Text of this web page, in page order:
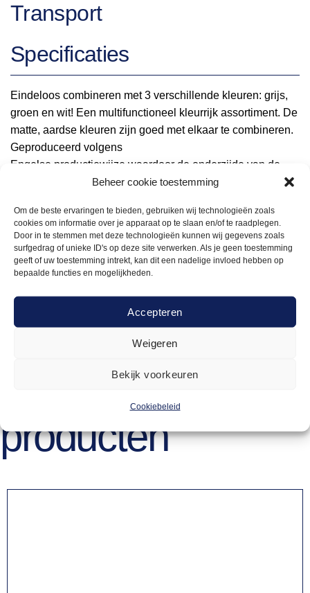
Beheer cookie toestemming
Om de beste ervaringen te bieden, gebruiken wij technologieën zoals
cookies om informatie over je apparaat op te slaan en/of te raadplegen.
Door in te stemmen met deze technologieën kunnen wij gegevens zoals
surfgedrag of unieke ID's op deze site verwerken. Als je geen toestemming
geeft of uw toestemming intrekt, kan dit een nadelige invloed hebben op
bepaalde functies en mogelijkheden.
Accepteren
Weigeren
Bekijk voorkeuren
Cookiebeleid
Transport
Specificaties
Eindeloos combineren met 3 verschillende kleuren: grijs,
groen en wit! Een multifunctioneel kleurrijk assortiment. De
matte, aardse kleuren zijn goed met elkaar te combineren.
Geproduceerd volgens
Engelse productiewijze waardoor de onderzijde van de
borden ook volledig geglazuurd zijn om krassen te
ja
Gerelateerde
producten